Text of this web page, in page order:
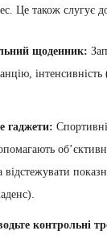
Це також слугує
щоденник:
інтенсивність
гаджети:
відстежувати
контрольні